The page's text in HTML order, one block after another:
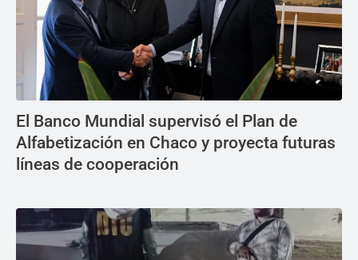
El Banco Mundial supervisó el Plan de
Alfabetización en Chaco y proyecta futuras
líneas de cooperación